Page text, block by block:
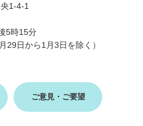
1-4-1
5時15分
29日から1月3日を除く）
ご意見・ご要望